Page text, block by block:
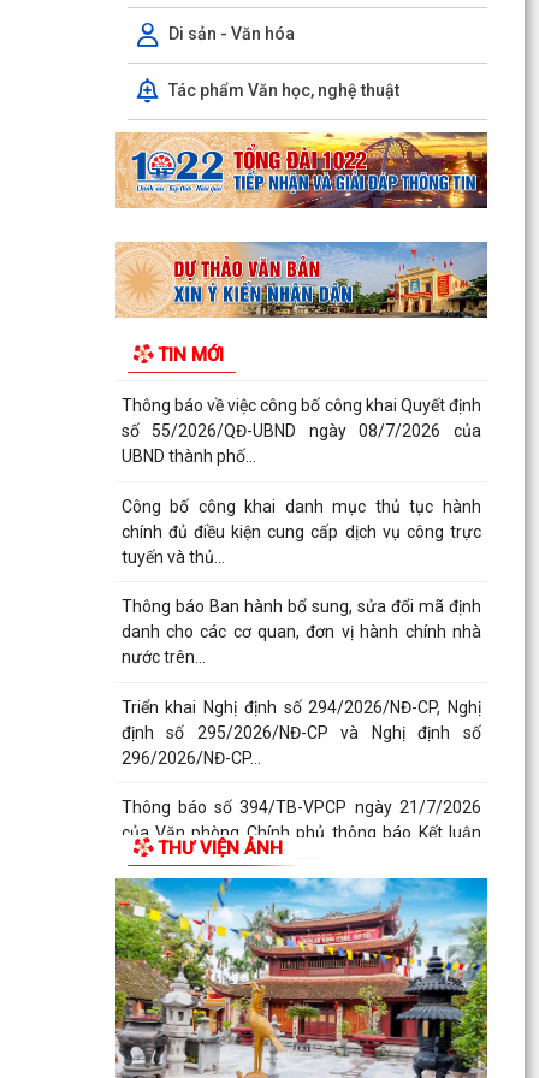
Di sản - Văn hóa
Tác phẩm Văn học, nghệ thuật
TIN MỚI
50/2026/NĐ-CP ngày 31/01/2026 của Chính
phủ theo...
Công văn 2843 về việc triển khai thực hiện Quyết
định số 2843/QĐ-UBND ngày 23/7/2026 của Uỷ
ban...
Triển khai, thực hiện ý kiến chỉ đạo của Ban
TB/TU, ngày...
Công khai bán đấu giá tài sản Quyền sử dụng
Đồng...
Thông báo về việc công bố công khai Quyết định
số 55/2026/QĐ-UBND ngày 08/7/2026 của
UBND thành phố...
Công bố công khai danh mục thủ tục hành
chính đủ điều kiện cung cấp dịch vụ công trực
tuyến và thủ...
Thông báo Ban hành bổ sung, sửa đổi mã định
danh cho các cơ quan, đơn vị hành chính nhà
nước trên...
Triển khai Nghị định số 294/2026/NĐ-CP, Nghị
định số 295/2026/NĐ-CP và Nghị định số
296/2026/NĐ-CP...
Thông báo số 394/TB-VPCP ngày 21/7/2026
của Văn phòng Chính phủ thông báo Kết luận
của Thủ tướng...
Triển khai thi hành Nghị định số 274/2026/NĐ-
CP của Chính phủ quy định chi tiết một số điều
và biện...
Quán triệt chỉ đạo của Tổng Bí thư, Chủ tịch
nước tại Thông báo số 64-TB/VPTW, ngày
22/5/2026 và...
THƯ VIỆN ẢNH